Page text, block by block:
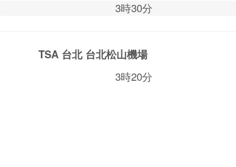
3時30分
TSA 台北 台北松山機場
3時20分